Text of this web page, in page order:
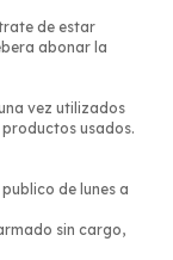
de estar
abonar la
vez utilizados
usados.
de lunes a
sin cargo,